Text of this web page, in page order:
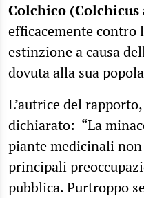
Colchico
efficacemente contro
estinzione a causa
dovuta alla sua
L’autrice del
dichiarato: “La
piante medicinali
principali
pubblica. Purtroppo